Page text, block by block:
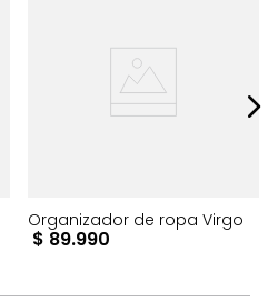
Organizador de ropa Virgo
$ 89.990